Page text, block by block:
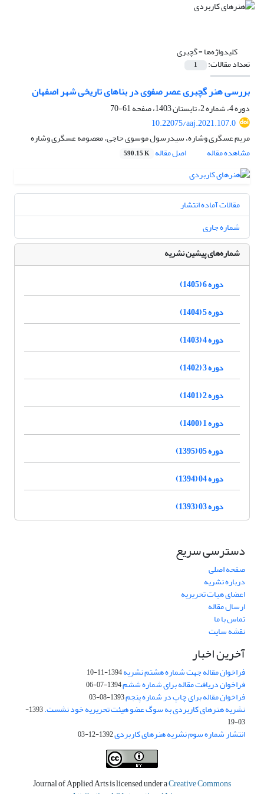
کلیدواژه‌ها =گچبری
تعداد مقالات: 1
بررسی هنر گچبری عصر صفوی در بناهای تاریخی شهر اصفهان
دوره 4، شماره 2، تابستان 1403، صفحه
61-70
10.22075/aaj.2021.107.0
مریم عسگری وشاره، سیدرسول موسوی حاجی، معصومه عسگری وشاره
مشاهده مقاله
اصل مقاله 590.15 K
مقالات آماده انتشار
شماره جاری
شماره‌های پیشین نشریه
دوره 6 (1405)
دوره 5 (1404)
دوره 4 (1403)
دوره 3 (1402)
دوره 2 (1401)
دوره 1 (1400)
دوره 05 (1395)
دوره 04 (1394)
دوره 03 (1393)
دسترسی سریع
صفحه اصلی
درباره نشریه
اعضای هیات تحریریه
ارسال مقاله
تماس با ما
نقشه سایت
آخرین اخبار
فراخوان مقاله جهت شماره هشتم نشریه1394-11-10
فراخوان دریافت مقاله برای شماره ششم1394-07-06
فراخوان مقاله برای چاپ در شماره پنجم1393-08-03
نشریه هنرهای کاربردی به سوگ عضو هیئت تحریریه خود نشست.
1393-
03-19
انتشار شماره سوم نشریه هنرهای کاربردی1392-12-03
Journal of Applied Arts is licensed under aCreative Commons